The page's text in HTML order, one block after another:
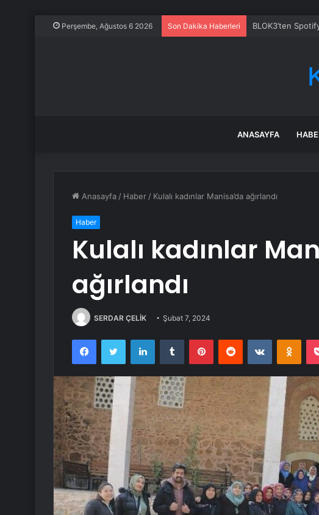
Perşembe, Ağustos 6 2026 Son Dakika Haberleri 26 Temmuz
ANASAYFA
Anasayfa / Haber / Kulalı kadınlar Manisa’da ağırlandı
Haber
Kulalı kadınlar
ağırlandı
SERDAR ÇELİK Şubat 7, 2024
FacebookTwitter LinkedInTumblr PinterestReddit VKontakte